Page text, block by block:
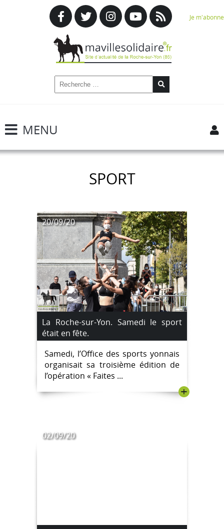
Je m'abonne
MENU
SPORT
20/09/20
La Roche-sur-Yon. Samedi le sport
était en fête.
Samedi, l’Office des sports yonnais
organisait sa troisième édition de
l’opération « Faites ...
+
02/09/20